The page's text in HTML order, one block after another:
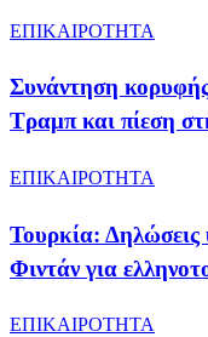
ΕΠΙΚΑΙΡΟΤΗΤΑ
Συνάντηση
Τραμπ και πίεση
ΕΠΙΚΑΙΡΟΤΗΤΑ
Τουρκία:
Φιντάν για
ΕΠΙΚΑΙΡΟΤΗΤΑ